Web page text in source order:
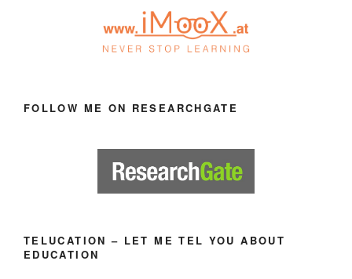
FOLLOW ME ON RESEARCHGATE
TELUCATION – LET ME TEL YOU ABOUT
EDUCATION